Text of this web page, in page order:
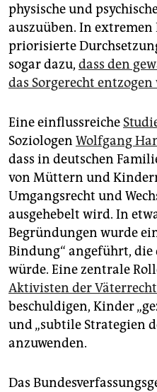
physische und
auszuüben. In
priorisierte
sogar dazu, dass den
das Sorgerecht
Eine einflussreiche
Soziologen Wolfgang
dass in deutschen
von Müttern und
Umgangsrecht und
ausgehebelt wird. In
Begründungen wurde
Bindung“ angeführt,
würde. Eine zentrale
Aktivisten der
beschuldigen, Kinder
und „subtile Strategien
anzuwenden.
Das